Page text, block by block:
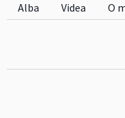
Alba Videa O